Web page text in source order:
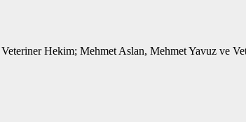
Hekim; Mehmet Aslan, Mehmet Yavuz ve